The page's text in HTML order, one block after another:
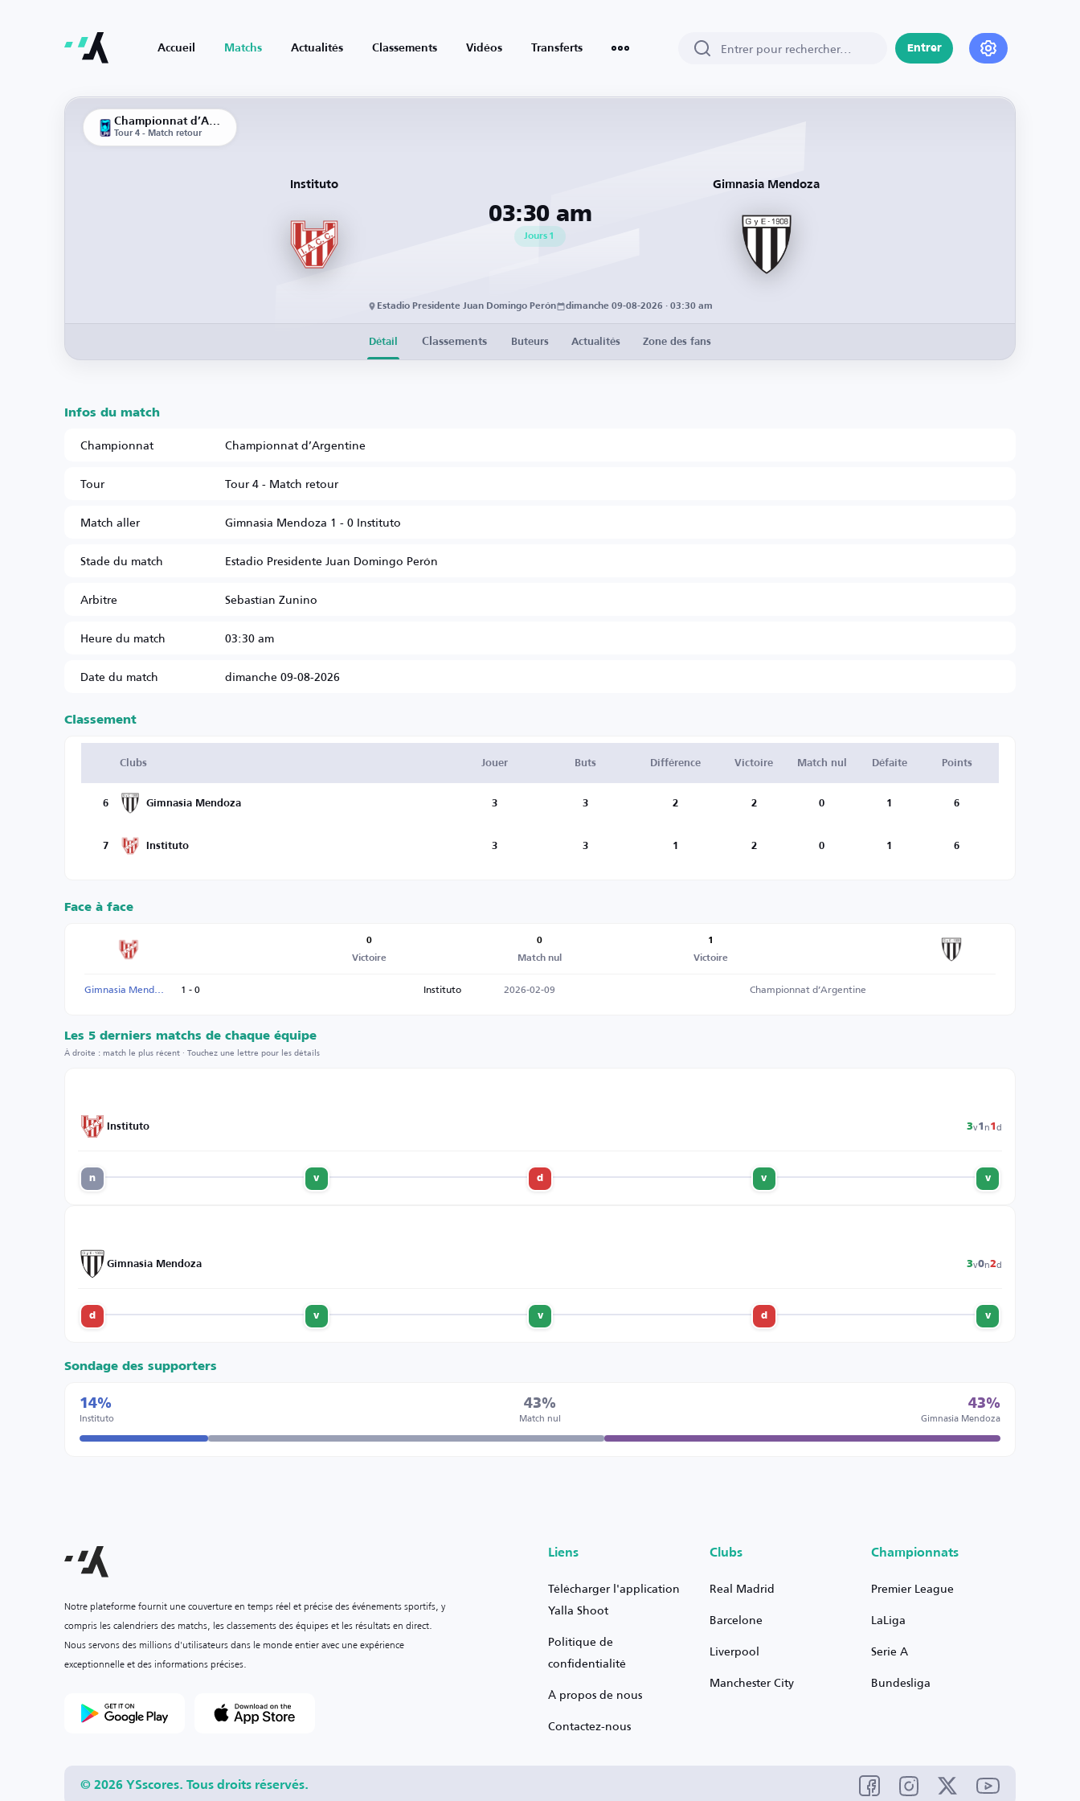
Accueil Matchs Actualités Classements Vidéos Transferts Entrer
Championnat d’Argentine
Tour 4 - Match retour
Instituto
03:30 am
1
Jours
Gimnasia Mendoza
Estadio Presidente Juan Domingo Perón dimanche 09-08-2026 · 03:30 am
Détail Classements Buteurs Actualités Zone des fans
Infos du match
Championnat
Championnat d’Argentine
Tour
Tour 4 - Match retour
Match aller
Gimnasia Mendoza 1 - 0 Instituto
Stade du match
Estadio Presidente Juan Domingo Perón
Arbitre
Sebastían Zunino
Heure du match
03:30 am
Date du match
dimanche 09-08-2026
Classement
Clubs Jouer Buts Différence Victoire Match nul Défaite Points
6 Gimnasia Mendoza 3 3 2 2 0 1 6
7 Instituto 3 3 1 2 0 1 6
Face à face
0
Victoire
0
Match nul
1
Victoire
Gimnasia Mendoza 1 - 0 Instituto 2026-02-09 Championnat d’Argentine
Les 5 derniers matchs de chaque équipe
À droite : match le plus récent · Touchez une lettre pour les détails
Instituto 3v1 n1 d
v
v
d
v
n
Gimnasia Mendoza 3v0n2d
v
d
v
v
d
Sondage des supporters
14%
Instituto
43%
Match nul
43%
Gimnasia Mendoza
Notre plateforme fournit une couverture en temps réel et précise des événements sportifs, y
compris les calendriers des matchs, les classements des équipes et les résultats en direct.
Nous servons des millions d'utilisateurs dans le monde entier avec une expérience
exceptionnelle et des informations précises.
Liens
Télécharger l'application
Yalla Shoot
Politique de
confidentialité
À propos de nous
Contactez-nous
Clubs
Real Madrid
Barcelone
Liverpool
Manchester City
Championnats
Premier League
LaLiga
Serie A
Bundesliga
© 2026 YSscores. Tous droits réservés.